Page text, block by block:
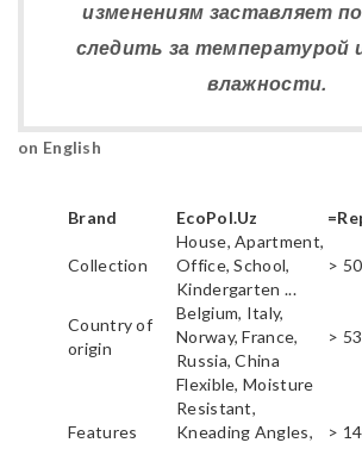
изменениям заставляет
следить за температурой
влажности.
on English
Brand EcoPol.Uz
Collection
House, Apartment,
Office, School,
Kindergarten ...
>
Country of
origin
Belgium, Italy,
Norway, France,
Russia, China
>
Features
Flexible, Moisture
Resistant,
Kneading Angles,
>